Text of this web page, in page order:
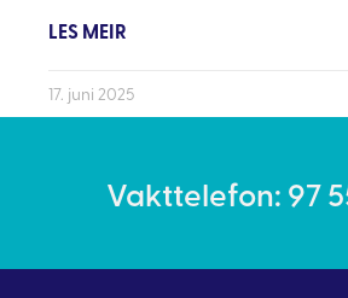
LES MEIR
17. juni 2025
Vakttelefon: 97